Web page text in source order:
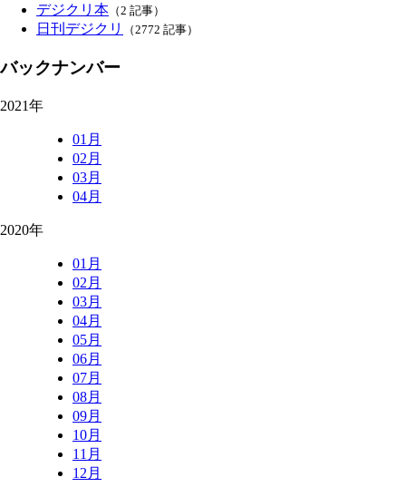
デジクリ本 （2 記事）
日刊デジクリ （2772 記事）
バックナンバー
2021年
01月
02月
03月
04月
2020年
01月
02月
03月
04月
05月
06月
07月
08月
09月
10月
11月
12月